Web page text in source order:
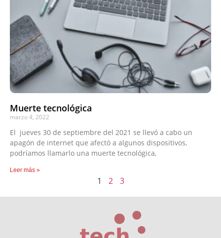
Muerte tecnológica
marzo 4, 2022
El jueves 30 de septiembre del 2021 se llevó a cabo un
apagón de internet que afectó a algunos dispositivos,
podríamos llamarlo una muerte tecnológica,
Leer más »
1 2 3